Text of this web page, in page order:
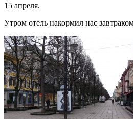
15 апреля.
Утром отель накормил нас